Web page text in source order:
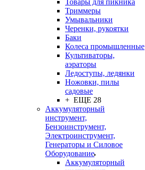
Товары для пикника
Триммеры
Умывальники
Черенки, рукоятки
Баки
Колеса промышленные
Культиваторы,
аэраторы
Ледоступы, ледянки
Ножовки, пилы
садовые
+ ЕЩЕ 28
Аккумуляторный
инструмент,
Бензоинструмент,
Электроинструмент,
Генераторы и Силовое
Оборудование
Аккумуляторный